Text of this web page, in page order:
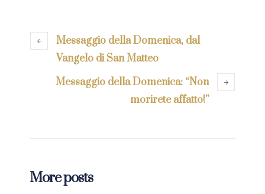
Messaggio della Domenica, dal
Vangelo di San Matteo
Messaggio della Domenica: “Non
morirete affatto!”
More posts